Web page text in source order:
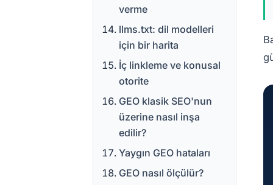
verme
llms.txt: dil modelleri
için bir harita
İç linkleme ve konusal
otorite
GEO klasik SEO'nun
üzerine nasıl inşa
edilir?
Yaygın GEO hataları
GEO nasıl ölçülür?